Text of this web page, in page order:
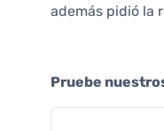
además pidió la
Pruebe